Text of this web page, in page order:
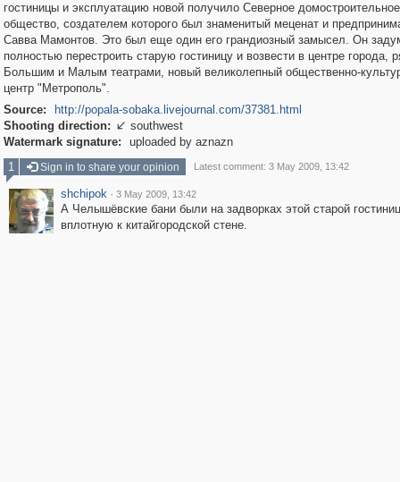
гостиницы и эксплуатацию новой получило Северное домостроительное
общество, создателем которого был знаменитый меценат и
Савва Мамонтов. Это был еще один его грандиозный замысел. Он
полностью перестроить старую гостиницу и возвести в центре города,
Большим и Малым театрами, новый великолепный общественно-
центр "Метрополь".
Source:
http://popala-sobaka.livejournal.com/37381.html
Shooting direction:  southwest
Watermark signature:
uploaded by aznazn
1
Sign in to share your opinion Latest comment: 3 May 2009, 13:42
shchipok · 3 May 2009, 13:42
А Челышёвские бани были на задворках этой старой
вплотную к китайгородской стене.